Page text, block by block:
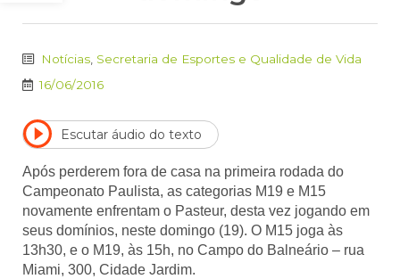
Notícias Secretaria de Esportes e Qualidade de Vida
16/06/2016
Escutar áudio do texto
Após perderem fora de casa na primeira rodada do
Campeonato Paulista, as categorias M19 e M15
novamente enfrentam o Pasteur, desta vez jogando em
seus domínios, neste domingo (19). O M15 joga às
13h30, e o M19, às 15h, no Campo do Balneário – rua
Miami, 300, Cidade Jardim.